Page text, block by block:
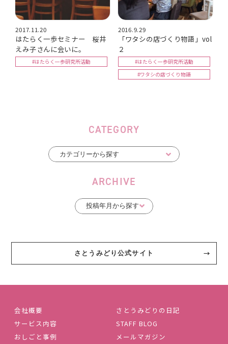
2017.11.20
はたらく一歩セミナー 桜井
えみ子さんに会いに。
#はたらく一歩研究所活動
2016.9.29
「ワタシの店づくり物語」vol
２
#はたらく一歩研究所活動
#ワタシの店づくり物語
CATEGORY
ARCHIVE
さとうみどり公式サイト
会社概要
サービス内容
おしごと事例
さとうみどりの日記
STAFF BLOG
メールマガジン